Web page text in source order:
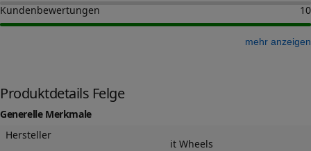
Kundenbewertungen
10
mehr anzeigen
Produktdetails Felge
Generelle Merkmale
Hersteller
it Wheels